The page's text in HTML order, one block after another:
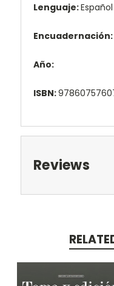
Lenguaje:Español
Encuadernación:
Año:
ISBN:
Reviews